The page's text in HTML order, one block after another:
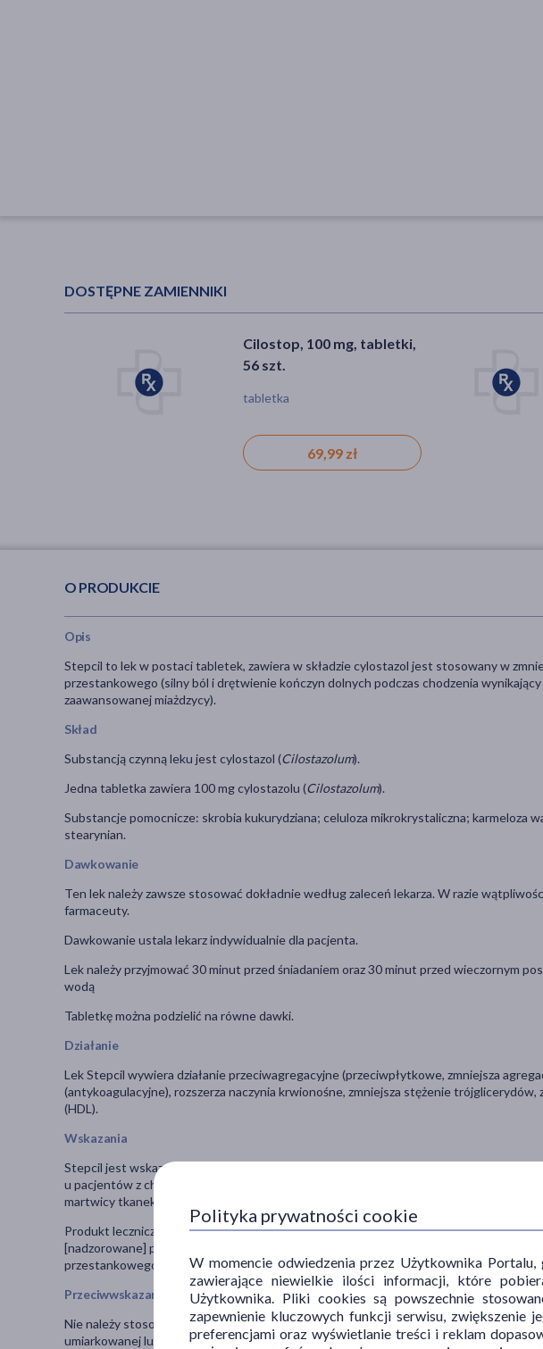
DOSTĘPNE ZAMIENNIKI
Cilostop, 100 mg, tabletki,
56 szt.
tabletka
69,99 zł
O PRODUKCIE
Opis
Stepcil to lek w postaci tabletek, zawiera w składzie cylostazol jest stosowany w
przestankowego (silny ból i drętwienie kończyn dolnych podczas chodzenia
zaawansowanej miażdzycy).
Skład
Substancją czynną leku jest cylostazol (Cilostazolum).
Jedna tabletka zawiera 100 mg cylostazolu (Cilostazolum).
Substancje pomocnicze: skrobia kukurydziana; celuloza mikrokrystaliczna; karmeloza
stearynian.
Dawkowanie
Ten lek należy zawsze stosować dokładnie według zaleceń lekarza. W razie
farmaceuty.
Dawkowanie ustala lekarz indywidualnie dla pacjenta.
Lek należy przyjmować 30 minut przed śniadaniem oraz 30 minut przed wieczornym
wodą
Tabletkę można podzielić na równe dawki.
Działanie
Lek Stepcil wywiera działanie przeciwagregacyjne (przeciwpłytkowe, zmniejsza
(antykoagulacyjne), rozszerza naczynia krwionośne, zmniejsza stężenie
(HDL).
Wskazania
Stepcil jest wskazany do stosowania w celu uzyskania poprawy w zakresie
u pacjentów z chromaniem przestankowym, u których nie stwierdza się obecności
martwicy tkanek obwodowych.
Produkt leczniczy jest lekiem drugiego wyboru dla pacjentów, u których modyfikacje
[nadzorowane] programy ćwiczeń) i inne odpowiednie interwencje nie złagodziły w
przestankowego.
Przeciwwskazania
Nie należy stosować leku w przypadku: nadwrażliwości na którykolwiek składnik
umiarkowanej lub ciężkiej niewydolności wątroby; zastoinowej niewydolności serca;
Polityka prywatności cookie
W momencie odwiedzenia przez Użytkownika
zawierające niewielkie ilości informacji, które
Użytkownika. Pliki cookies są powszechnie
zapewnienie kluczowych funkcji serwisu, zwiększenie
preferencjami oraz wyświetlanie treści i reklam